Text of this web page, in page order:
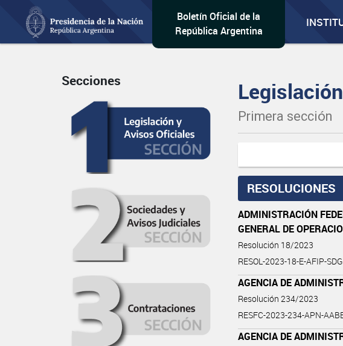
Boletín Oficial de la
República Argentina
Secciones
Primera sección
RESOLUCIONES
ADMINISTRACIÓN
GENERAL DE
Resolución 18/2023
RESOL-2023-18-E-AFIP-
AGENCIA DE
Resolución 234/2023
RESFC-2023-234-APN-
AGENCIA DE